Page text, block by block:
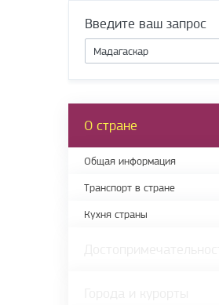
Введите ваш запрос
О стране
Общая информация
Транспорт в стране
Кухня страны